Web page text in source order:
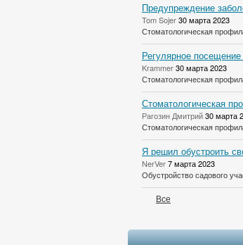
Предупреждение
Tom Sojer30 марта 2023
Стоматологическая
Регулярное
Krammer30 марта 2023
Стоматологическая
Стоматологическая
Рагозин Дмитрий30 марта
Стоматологическая
Я решил обустроить
NerVer7 марта 2023
Обустройство садового
Все